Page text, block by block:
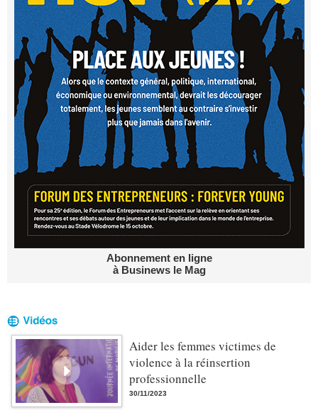
Abonnement en ligne
à Businews le Mag
Aider les femmes victimes de
violence à la réinsertion
professionnelle
30/11/2023